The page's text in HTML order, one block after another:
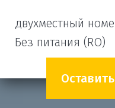
двухместный
Без питания (RO)